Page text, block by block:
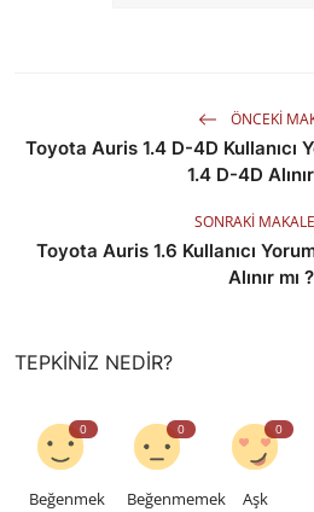
ÖNCEKI
Toyota Auris 1.4 D-4D Kullanıcı
1.4 D-4D
SONRAKI MAKALE
Toyota Auris 1.6 Kullanıcı
Alınır mı ?
TEPKINIZ NEDIR?
0
Beğenmek
0
Beğenmemek
0
Aşk